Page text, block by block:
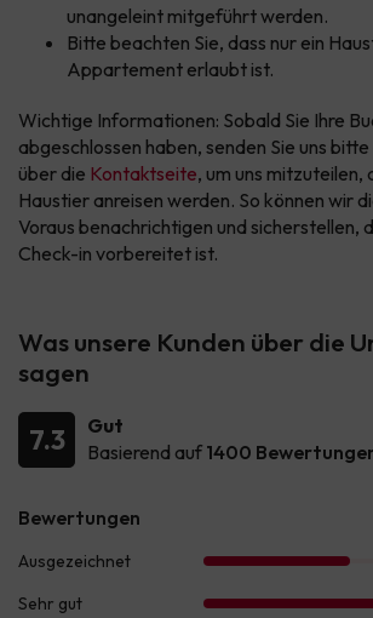
unangeleint mitgeführt werden.
Bitte beachten Sie, dass nur ein
Appartement erlaubt ist.
Wichtige Informationen: Sobald Sie Ihre
abgeschlossen haben, senden Sie uns
über die Kontaktseite, um uns mitzuteilen,
Haustier anreisen werden. So können wir
Voraus benachrichtigen und sicherstellen,
Check-in vorbereitet ist.
Was unsere Kunden über die
sagen
7.3
Gut
Basierend auf 1400